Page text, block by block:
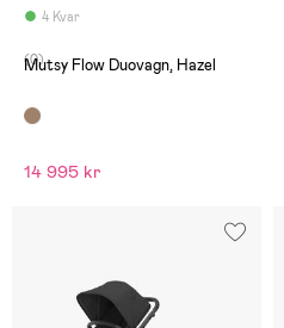
4 Kvar
(0)
Mutsy Flow Duovagn, Hazel
14 995 kr